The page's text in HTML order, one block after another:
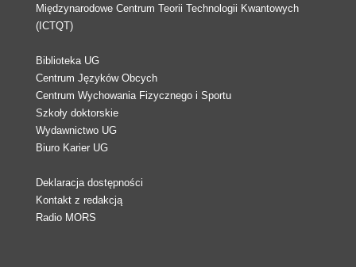
Międzynarodowe Centrum Teorii Technologii Kwantowych
(ICTQT)
Biblioteka UG
Centrum Języków Obcych
Centrum Wychowania Fizycznego i Sportu
Szkoły doktorskie
Wydawnictwo UG
Biuro Karier UG
Deklaracja dostępności
Kontakt z redakcją
Radio MORS